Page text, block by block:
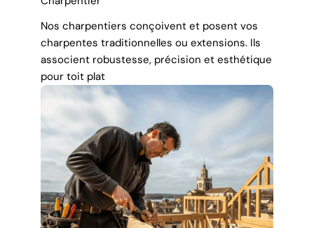
Nos charpentiers conçoivent et posent vos
charpentes traditionnelles ou extensions. Ils
associent robustesse, précision et esthétique
pour toit plat